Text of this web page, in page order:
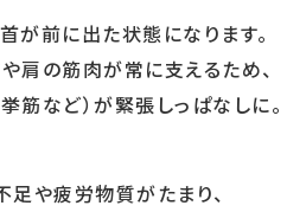
が前に出た状態になります。
肩の筋肉が常に支えるため、
筋など）が緊張しっぱなしに。
足や疲労物質がたまり、